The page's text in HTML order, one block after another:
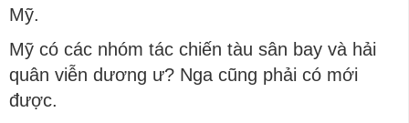
Mỹ.
Mỹ có các nhóm tác chiến tàu sân bay và hải
quân viễn dương ư? Nga cũng phải có mới
được.